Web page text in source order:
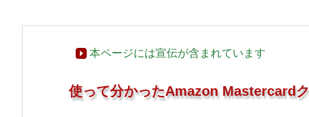
本ページには宣伝が含まれています
使って分かったAmazon Mastercard